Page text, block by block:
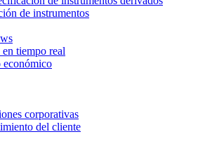
de instrumentos
tiempo real
económico
corporativas
del cliente